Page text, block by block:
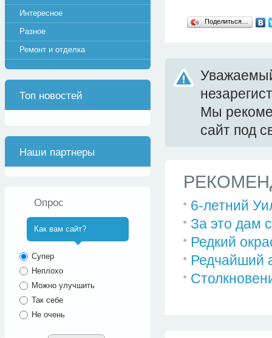
Поделиться…
Мы
сайт под
6-летний
За это дам
Редкий
Редчайший
Интересное
Разное
Ремонт и отделка
Топ новостей
Наши партнеры
Опрос
Как вам сайт?
Супер
Неплохо
Можно улучшить
Так себе
Не очень